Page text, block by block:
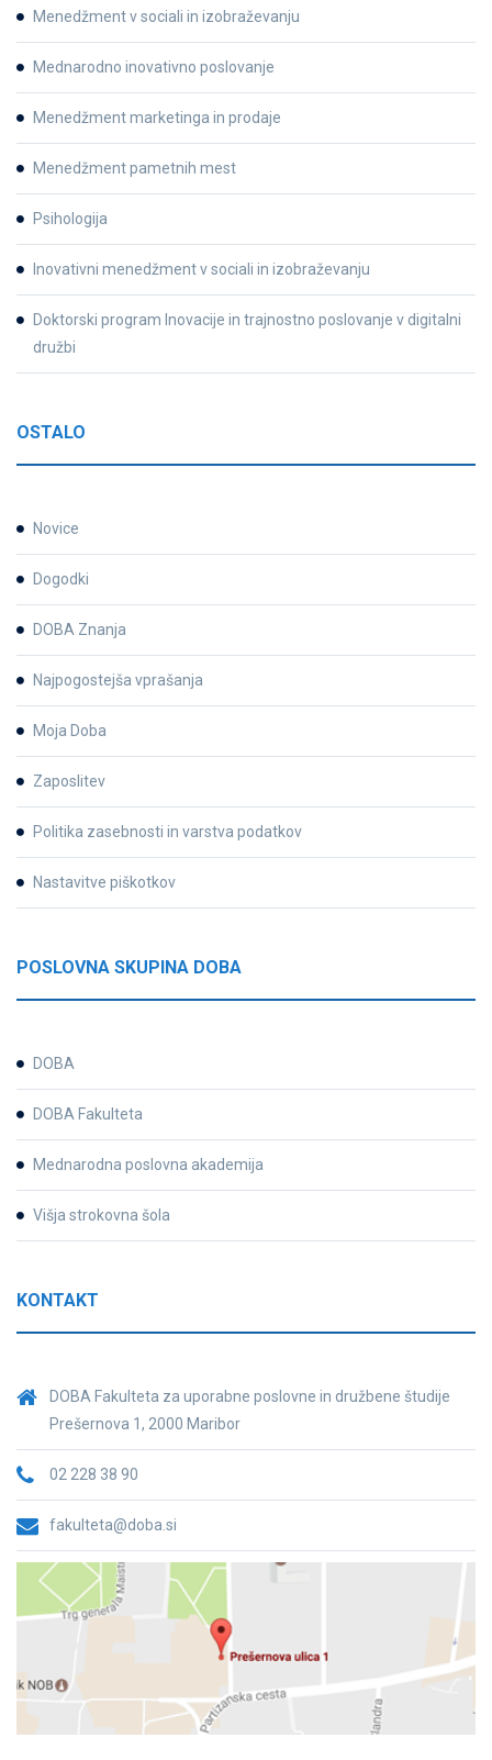
Menedžment v sociali in izobraževanju
Mednarodno inovativno poslovanje
Menedžment marketinga in prodaje
Menedžment pametnih mest
Psihologija
Inovativni menedžment v sociali in izobraževanju
Doktorski program Inovacije in trajnostno poslovanje v digitalni
družbi
OSTALO
Novice
Dogodki
DOBA Znanja
Najpogostejša vprašanja
Moja Doba
Zaposlitev
Politika zasebnosti in varstva podatkov
Nastavitve piškotkov
POSLOVNA SKUPINA DOBA
DOBA
DOBA Fakulteta
Mednarodna poslovna akademija
Višja strokovna šola
KONTAKT
DOBA Fakulteta za uporabne poslovne in družbene študije
Prešernova 1, 2000 Maribor
02 228 38 90
fakulteta@doba.si